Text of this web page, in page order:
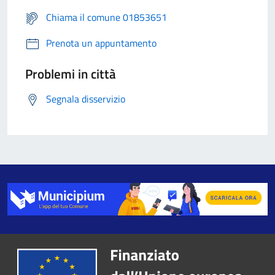
Chiama il comune 01853651
Prenota un appuntamento
Problemi in città
Segnala disservizio